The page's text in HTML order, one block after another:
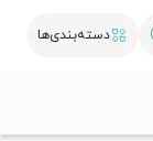
دسته‌بندی‌ها